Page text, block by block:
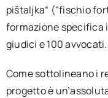
pištaljka“ ("fischio
formazione specifica
giudici e 100 avvocati.
Come sottolineano i
progetto è